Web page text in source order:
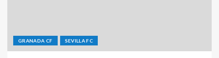
GRANADA CF SEVILLA FC